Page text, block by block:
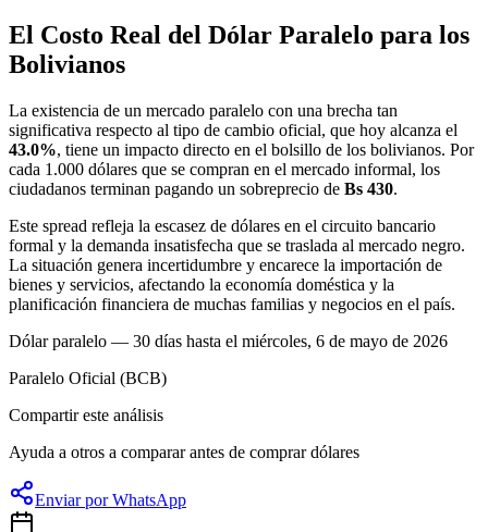
El Costo Real del Dólar Paralelo para los
Bolivianos
La existencia de un mercado paralelo con una brecha tan
significativa respecto al tipo de cambio oficial, que hoy alcanza el
43.0%, tiene un impacto directo en el bolsillo de los bolivianos. Por
cada 1.000 dólares que se compran en el mercado informal, los
ciudadanos terminan pagando un sobreprecio de Bs 430.
Este spread refleja la escasez de dólares en el circuito bancario
formal y la demanda insatisfecha que se traslada al mercado negro.
La situación genera incertidumbre y encarece la importación de
bienes y servicios, afectando la economía doméstica y la
planificación financiera de muchas familias y negocios en el país.
Dólar paralelo — 30 días hasta el miércoles, 6 de mayo de 2026
Paralelo Oficial (BCB)
Compartir este análisis
Ayuda a otros a comparar antes de comprar dólares
Enviar por WhatsApp